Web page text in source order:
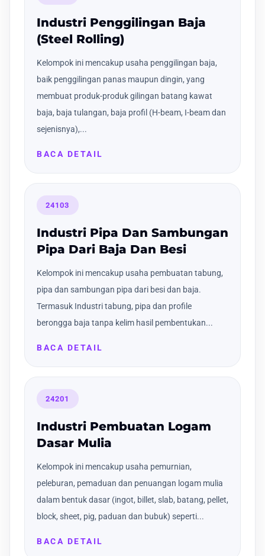
Industri Penggilingan Baja
(Steel Rolling)
Kelompok ini mencakup usaha penggilingan baja,
baik penggilingan panas maupun dingin, yang
membuat produk-produk gilingan batang kawat
baja, baja tulangan, baja profil (H-beam, I-beam dan
sejenisnya),...
BACA DETAIL
24103
Industri Pipa Dan Sambungan
Pipa Dari Baja Dan Besi
Kelompok ini mencakup usaha pembuatan tabung,
pipa dan sambungan pipa dari besi dan baja.
Termasuk Industri tabung, pipa dan profile
berongga baja tanpa kelim hasil pembentukan...
BACA DETAIL
24201
Industri Pembuatan Logam
Dasar Mulia
Kelompok ini mencakup usaha pemurnian,
peleburan, pemaduan dan penuangan logam mulia
dalam bentuk dasar (ingot, billet, slab, batang, pellet,
block, sheet, pig, paduan dan bubuk) seperti...
BACA DETAIL